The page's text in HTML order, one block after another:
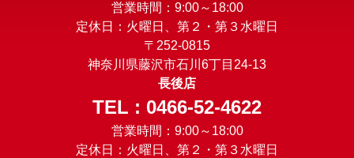
営業時間：9:00～18:00
定休日：火曜日、第２・第３水曜日
〒252-0815
神奈川県藤沢市石川6丁目24-13
長後店
TEL : 0466-52-4622
営業時間：9:00～18:00
定休日：火曜日、第２・第３水曜日